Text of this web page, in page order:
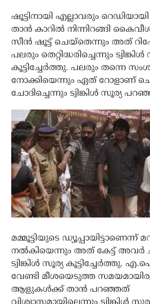
ഷൂട്ടിനായി എല്ലാവരും
താന്‍ കാറില്‍ നിന്നിറങ്ങി
സീന്‍ ഷൂട്ട് ചെയ്‌തെന്നും അത്
പലരും തെറ്റിദ്ധരിച്ചെന്നും
കൂട്ടിച്ചേര്‍ത്തു. പലരും തന്നെ
നോക്കിയെന്നും ഏത് റോളാണ്
ചോദിച്ചെന്നും ട്വിങ്കിള്‍ സൂര്യ
മമ്മൂട്ടിയുടെ ഡ്യൂപ്പായിട്ടാണെന്ന്
നല്‍കിയെന്നും അത് കേട്ട് അവര്‍
ട്വിങ്കിള്‍ സൂര്യ കൂട്ടിച്ചേര്‍ത്തു.
വേണ്ടി മീശയെടുത്ത
ആളുകള്‍ക്ക് താന്‍ പറഞ്ഞത്
വിശ്വാസമായില്ലെന്നും ട്വിങ്കിള്‍